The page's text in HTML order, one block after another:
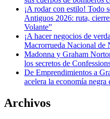
¡A rodar con estilo! Todo
Antiguos 2026: ruta,
Volante”
¡A hacer negocios de
Macrorrueda Nacional de
Madonna y Graham
los secretos de
De Emprendimientos a
acelera la economía negra
Archivos